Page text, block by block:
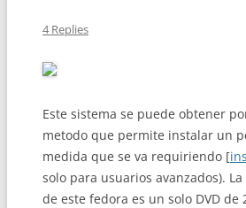
4 Replies
Este sistema se puede obtener
metodo que permite instalar un
medida que se va requiriendo [
solo para usuarios avanzados).
de este fedora es un solo DVD